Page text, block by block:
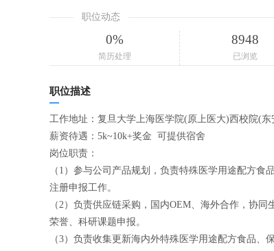
职位动态
0%
简历处理
8948
已浏览
职位描述
工作地址：复旦大学上海医学院(原上医大)西校院(东
薪资待遇：5k~10k+奖金 可提供宿舍
岗位职责：
（1）参与公司产品规划，负责特殊医学用途配方食
注册申报工作。
（2）负责供应链采购，国内OEM、海外合作，协
荣誉、科研课题申报。
（3）负责收集更新海内外特殊医学用途配方食品、